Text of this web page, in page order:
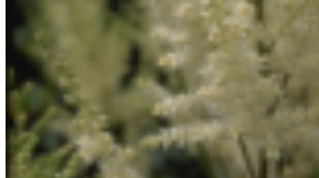
Spirea
Astilbe 'Diamant'